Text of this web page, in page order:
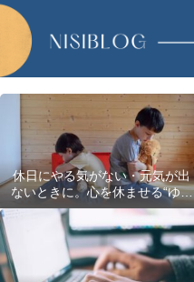
休日にやる気がない・元気が出
ないときに。心を休ませる“ゆる
い過ごし方”5選